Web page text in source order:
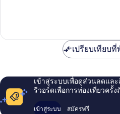
โอ
อุ
โนะ
663
เปรียบเทียบ
เข้าสู่ระบบเพื่อดูส่วนลดแล
รีวอร์ดเพื่อการท่องเที่ยวครั้ง
เข้าสู่ระบบ สมัครฟรี